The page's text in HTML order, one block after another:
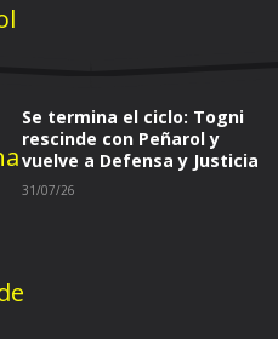
Se termina el ciclo: Togni
rescinde con Peñarol y
vuelve a Defensa y Justicia
31/07/26